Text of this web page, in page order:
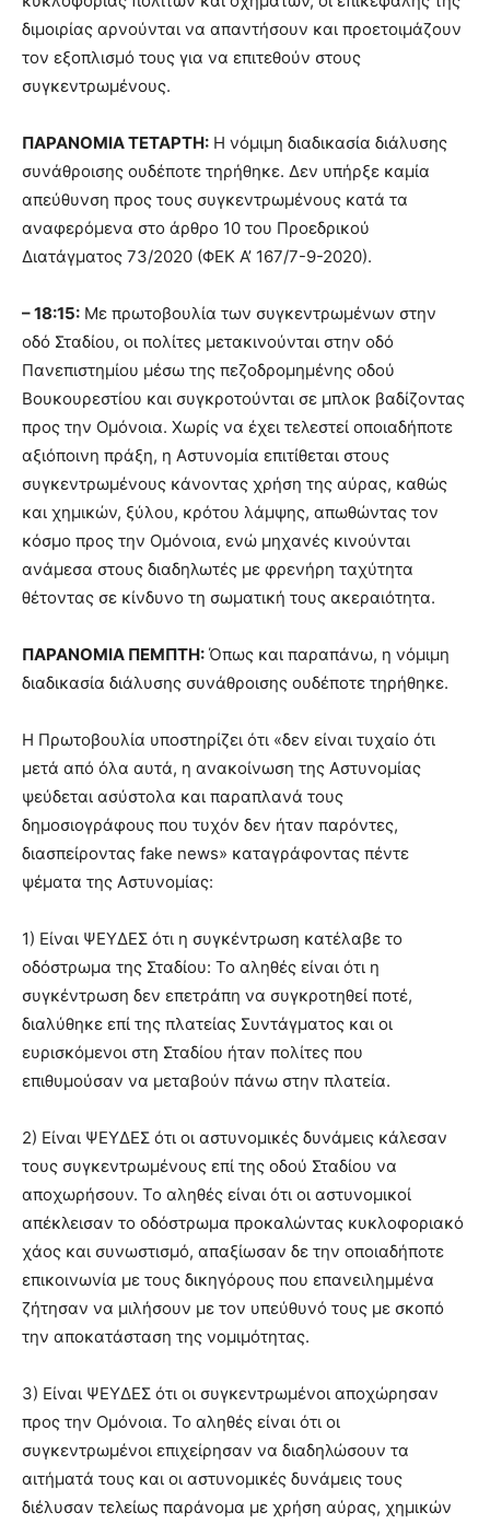
διμοιρίας αρνούνται να απαντήσουν και προετοιμάζουν
τον εξοπλισμό τους για να επιτεθούν στους
συγκεντρωμένους.
ΠΑΡΑΝΟΜΙΑ ΤΕΤΑΡΤΗ: Η νόμιμη διαδικασία διάλυσης
συνάθροισης ουδέποτε τηρήθηκε. Δεν υπήρξε καμία
απεύθυνση προς τους συγκεντρωμένους κατά τα
αναφερόμενα στο άρθρο 10 του Προεδρικού
Διατάγματος 73/2020 (ΦΕΚ Α’ 167/7-9-2020).
– 18:15: Με πρωτοβουλία των συγκεντρωμένων στην
οδό Σταδίου, οι πολίτες μετακινούνται στην οδό
Πανεπιστημίου μέσω της πεζοδρομημένης οδού
Βουκουρεστίου και συγκροτούνται σε μπλοκ βαδίζοντας
προς την Ομόνοια. Χωρίς να έχει τελεστεί οποιαδήποτε
αξιόποινη πράξη, η Αστυνομία επιτίθεται στους
συγκεντρωμένους κάνοντας χρήση της αύρας, καθώς
και χημικών, ξύλου, κρότου λάμψης, απωθώντας τον
κόσμο προς την Ομόνοια, ενώ μηχανές κινούνται
ανάμεσα στους διαδηλωτές με φρενήρη ταχύτητα
θέτοντας σε κίνδυνο τη σωματική τους ακεραιότητα.
ΠΑΡΑΝΟΜΙΑ ΠΕΜΠΤΗ: Όπως και παραπάνω, η νόμιμη
διαδικασία διάλυσης συνάθροισης ουδέποτε τηρήθηκε.
Η Πρωτοβουλία υποστηρίζει ότι «δεν είναι τυχαίο ότι
μετά από όλα αυτά, η ανακοίνωση της Αστυνομίας
ψεύδεται ασύστολα και παραπλανά τους
δημοσιογράφους που τυχόν δεν ήταν παρόντες,
διασπείροντας fake news» καταγράφοντας πέντε
ψέματα της Αστυνομίας:
1) Είναι ΨΕΥΔΕΣ ότι η συγκέντρωση κατέλαβε το
οδόστρωμα της Σταδίου: Το αληθές είναι ότι η
συγκέντρωση δεν επετράπη να συγκροτηθεί ποτέ,
διαλύθηκε επί της πλατείας Συντάγματος και οι
ευρισκόμενοι στη Σταδίου ήταν πολίτες που
επιθυμούσαν να μεταβούν πάνω στην πλατεία.
2) Είναι ΨΕΥΔΕΣ ότι οι αστυνομικές δυνάμεις κάλεσαν
τους συγκεντρωμένους επί της οδού Σταδίου να
αποχωρήσουν. Το αληθές είναι ότι οι αστυνομικοί
απέκλεισαν το οδόστρωμα προκαλώντας κυκλοφοριακό
χάος και συνωστισμό, απαξίωσαν δε την οποιαδήποτε
επικοινωνία με τους δικηγόρους που επανειλημμένα
ζήτησαν να μιλήσουν με τον υπεύθυνό τους με σκοπό
την αποκατάσταση της νομιμότητας.
3) Είναι ΨΕΥΔΕΣ ότι οι συγκεντρωμένοι αποχώρησαν
προς την Ομόνοια. Το αληθές είναι ότι οι
συγκεντρωμένοι επιχείρησαν να διαδηλώσουν τα
αιτήματά τους και οι αστυνομικές δυνάμεις τους
διέλυσαν τελείως παράνομα με χρήση αύρας, χημικών